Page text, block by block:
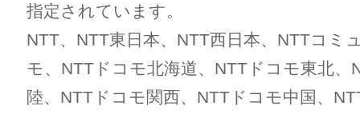
指定されています。
NTT、NTT東日本、NTT西日本、NTTコミ
モ、NTTドコモ北海道、NTTドコモ東北
陸、NTTドコモ関西、NTTドコモ中国、